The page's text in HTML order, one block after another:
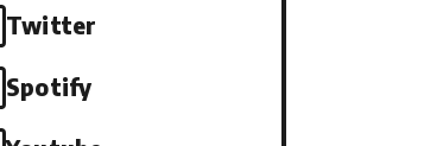
Twitter
Spotify